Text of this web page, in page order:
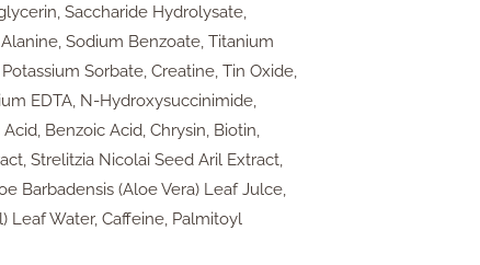
Saccharide Hydrolysate,
Sodium Benzoate, Titanium
Sorbate, Creatine, Tin Oxide,
EDTA, N-Hydroxysuccinimide,
Benzoic Acid, Chrysin, Biotin,
Strelitzia Nicolai Seed Aril Extract,
Barbadensis (Aloe Vera) Leaf Julce,
Leaf Water, Caffeine, Palmitoyl